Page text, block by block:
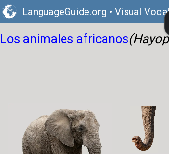
LanguageGuide.org • Visual
Los animales africanos